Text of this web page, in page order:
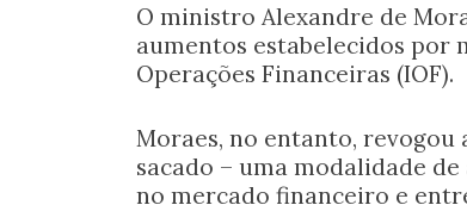
O ministro Alexandre de
aumentos estabelecidos por
Operações Financeiras (IOF).
Moraes, no entanto,
sacado – uma modalidade
no mercado financeiro e